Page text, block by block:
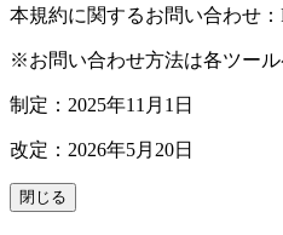
本規約に関するお問い合わせ：
※お問い合わせ方法は各ツール
制定：2025年11月1日
改定：2026年5月20日
閉じる